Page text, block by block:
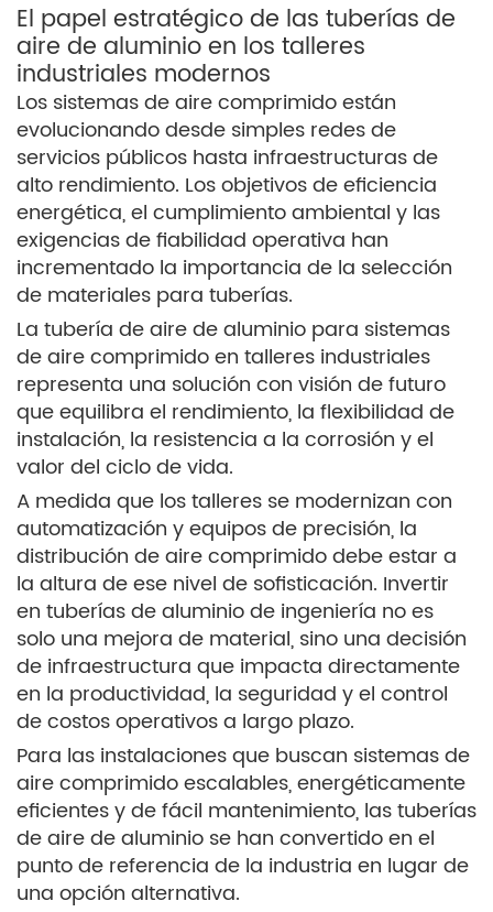
El papel estratégico de las tuberías de
aire de aluminio en los talleres
industriales modernos
Los sistemas de aire comprimido están
evolucionando desde simples redes de
servicios públicos hasta infraestructuras de
alto rendimiento. Los objetivos de eficiencia
energética, el cumplimiento ambiental y las
exigencias de fiabilidad operativa han
incrementado la importancia de la selección
de materiales para tuberías.
La tubería de aire de aluminio para sistemas
de aire comprimido en talleres industriales
representa una solución con visión de futuro
que equilibra el rendimiento, la flexibilidad de
instalación, la resistencia a la corrosión y el
valor del ciclo de vida.
A medida que los talleres se modernizan con
automatización y equipos de precisión, la
distribución de aire comprimido debe estar a
la altura de ese nivel de sofisticación. Invertir
en tuberías de aluminio de ingeniería no es
solo una mejora de material, sino una decisión
de infraestructura que impacta directamente
en la productividad, la seguridad y el control
de costos operativos a largo plazo.
Para las instalaciones que buscan sistemas de
aire comprimido escalables, energéticamente
eficientes y de fácil mantenimiento, las tuberías
de aire de aluminio se han convertido en el
punto de referencia de la industria en lugar de
una opción alternativa.